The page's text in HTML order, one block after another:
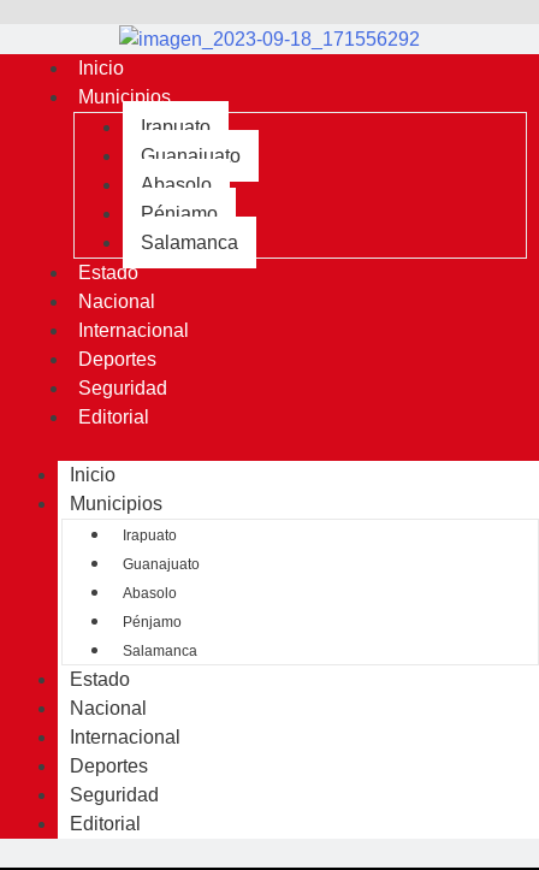
Inicio
Municipios
Irapuato
Guanajuato
Abasolo
Pénjamo
Salamanca
Estado
Nacional
Internacional
Deportes
Seguridad
Editorial
Inicio
Municipios
Irapuato
Guanajuato
Abasolo
Pénjamo
Salamanca
Estado
Nacional
Internacional
Deportes
Seguridad
Editorial